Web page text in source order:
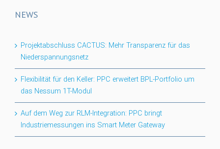
NEWS
Projektabschluss CACTUS: Mehr Transparenz für das
Niederspannungsnetz
Flexibilität für den Keller: PPC erweitert BPL-Portfolio um
das Nessum 1T-Modul
Auf dem Weg zur RLM-Integration: PPC bringt
Industriemessungen ins Smart Meter Gateway